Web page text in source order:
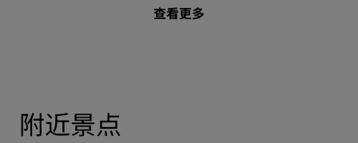
查看更多
附近景点